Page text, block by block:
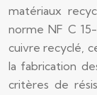
matériaux
norme NF C
cuivre recyclé,
la fabrication
critères de